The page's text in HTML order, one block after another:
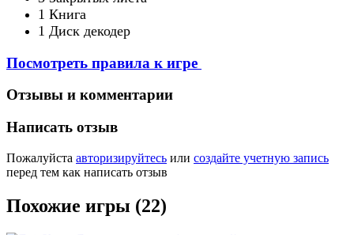
1 Книга
1 Диск декодер
Посмотреть правила к игре
Отзывы и комментарии
Написать отзыв
Пожалуйста авторизируйтесь или создайте учетную запись
перед тем как написать отзыв
Похожие игры (22)